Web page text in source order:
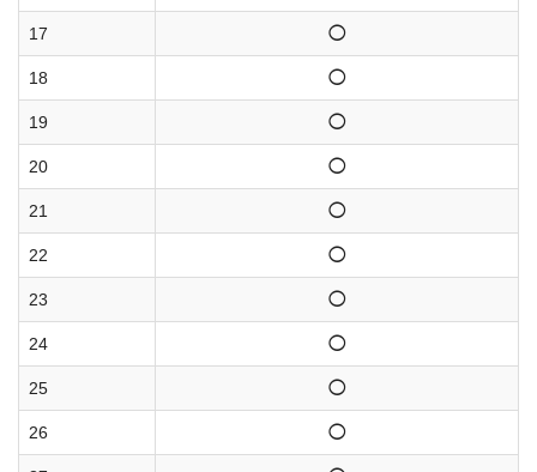
17 ◯
18 ◯
19 ◯
20 ◯
21 ◯
22 ◯
23 ◯
24 ◯
25 ◯
26 ◯